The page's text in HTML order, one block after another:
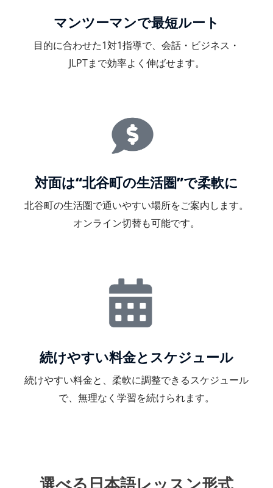
マンツーマンで最短ルート
目的に合わせた1対1指導で、会話・ビジネス・
JLPTまで効率よく伸ばせます。
対面は“北谷町の生活圏”で柔軟に
北谷町の生活圏で通いやすい場所をご案内します。
オンライン切替も可能です。
続けやすい料金とスケジュール
続けやすい料金と、柔軟に調整できるスケジュール
で、無理なく学習を続けられます。
選べる日本語レッスン形式